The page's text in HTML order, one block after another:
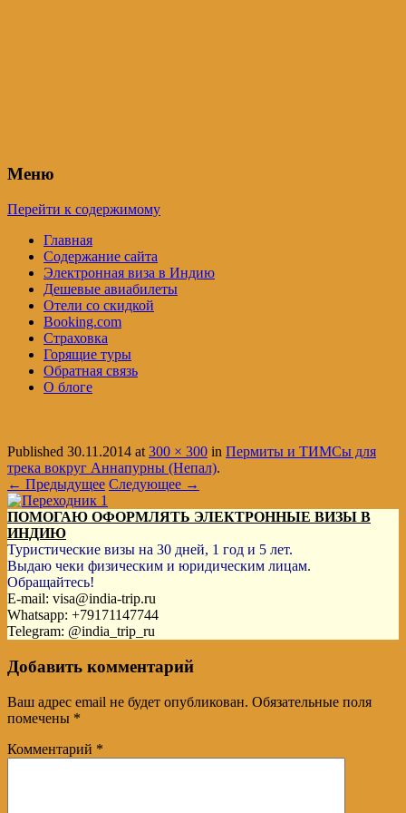
Меню
Перейти к содержимому
Главная
Содержание сайта
Электронная виза в Индию
Дешевые авиабилеты
Отели со скидкой
Booking.com
Страховка
Горящие туры
Обратная связь
О блоге
Published 30.11.2014 at300 × 300 in Пермиты и ТИМСы для
трека вокруг Аннапурны (Непал).
← Предыдущее Следующее →
ПОМОГАЮ ОФОРМЛЯТЬ ЭЛЕКТРОННЫЕ ВИЗЫ В
ИНДИЮ
Туристические визы на 30 дней, 1 год и 5 лет.
Выдаю чеки физическим и юридическим лицам.
Обращайтесь!
E-mail: visa@india-trip.ru
Whatsapp: +79171147744
Telegram: @india_trip_ru
Добавить комментарий
Ваш адрес email не будет опубликован. Обязательные поля
помечены *
Комментарий *